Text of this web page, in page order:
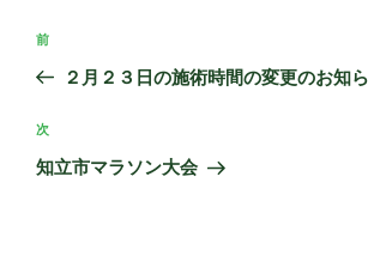
投
ビ
ゲ
前
の
稿
前
２月２３日の施術時間の変更のお知
次
の
次
知立市マラソン大会